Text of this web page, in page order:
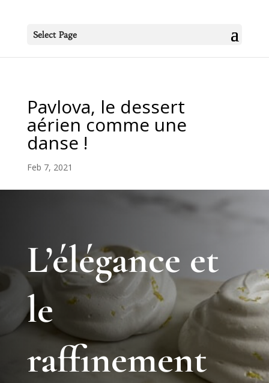
Select Page
Pavlova, le dessert
aérien comme une
danse !
Feb 7, 2021
L’élégance et
le
raffinement